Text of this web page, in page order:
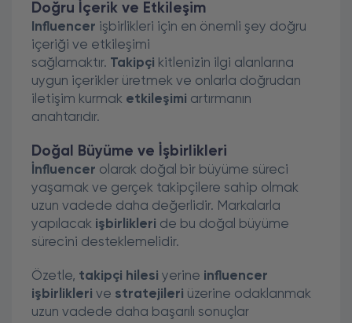
Doğru İçerik ve Etkileşim
Influencer işbirlikleri için en önemli şey doğru
içeriği ve etkileşimi
sağlamaktır. Takipçi kitlenizin ilgi alanlarına
uygun içerikler üretmek ve onlarla doğrudan
iletişim kurmak etkileşimi artırmanın
anahtarıdır.
Doğal Büyüme ve İşbirlikleri
İnfluencer olarak doğal bir büyüme süreci
yaşamak ve gerçek takipçilere sahip olmak
uzun vadede daha değerlidir. Markalarla
yapılacak işbirlikleri de bu doğal büyüme
sürecini desteklemelidir.
Özetle, takipçi hilesi yerine influencer
işbirlikleri ve stratejileri üzerine odaklanmak
uzun vadede daha başarılı sonuçlar